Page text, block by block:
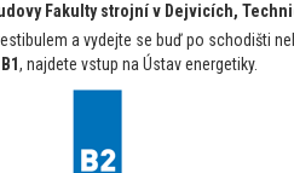
Fakulty strojní v Dejvicích,
a vydejte se buď po schodišti
, najdete vstup na Ústav energetiky.